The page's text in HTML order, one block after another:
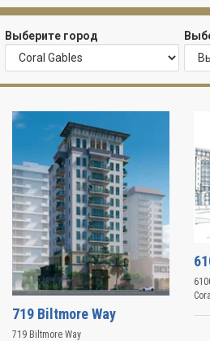
Выберите город
719 Biltmore Way
719 Biltmore Way